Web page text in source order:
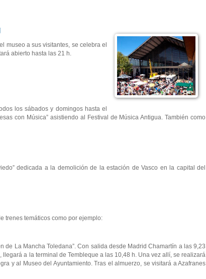
museo a sus visitantes, se celebra el
abierto hasta las 21 h.
los sábados y domingos hasta el
con Música” asistiendo al Festival de Música Antigua. También como
dedicada a la demolición de la estación de Vasco en la capital del
trenes temáticos como por ejemplo:
de La Mancha Toledana”. Con salida desde Madrid Chamartín a las 9,23
a la terminal de Tembleque a las 10,48 h. Una vez allí, se realizará
y al Museo del Ayuntamiento. Tras el almuerzo, se visitará a Azafranes